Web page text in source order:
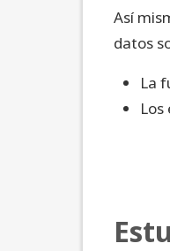
Así
datos
La